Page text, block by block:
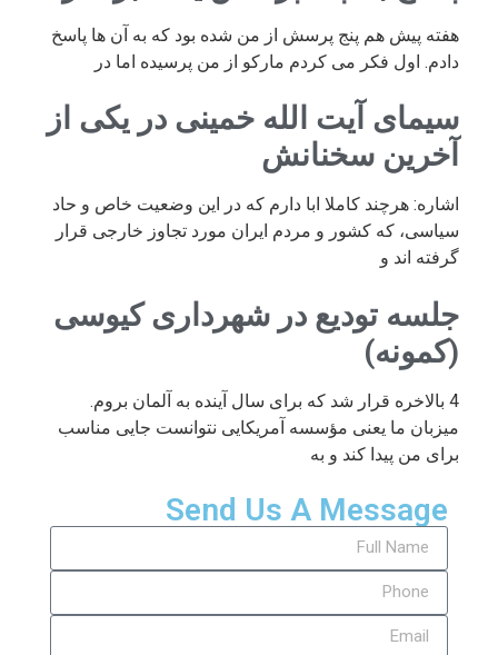
هفته پیش هم پنج پرسش از من شده بود که به آن ها پاسخ
دادم. اول فکر می کردم مارکو از من پرسیده اما در
سیمای آیت الله خمینی در یکی از
آخرین سخنانش
اشاره: هرچند کاملا ابا دارم که در این وضعیت خاص و حاد
سیاسی، که کشور و مردم ایران مورد تجاوز خارجی قرار
گرفته اند و
جلسه تودیع در شهرداری کیوسی
(کمونه)
4 بالاخره قرار شد که برای سال آینده به آلمان بروم.
میزبان ما یعنی مؤسسه آمریکایی نتوانست جایی مناسب
برای من پیدا کند و به
Send Us A Message